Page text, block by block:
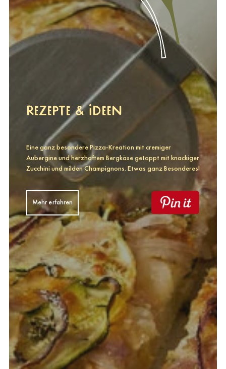
Rezepte & Ideen
Eine ganz besondere Pizza-Kreation mit cremiger
Aubergine und herzhaftem Bergkäse getoppt mit knackiger
Zucchini und milden Champignons. Etwas ganz Besonderes!
Mehr erfahren